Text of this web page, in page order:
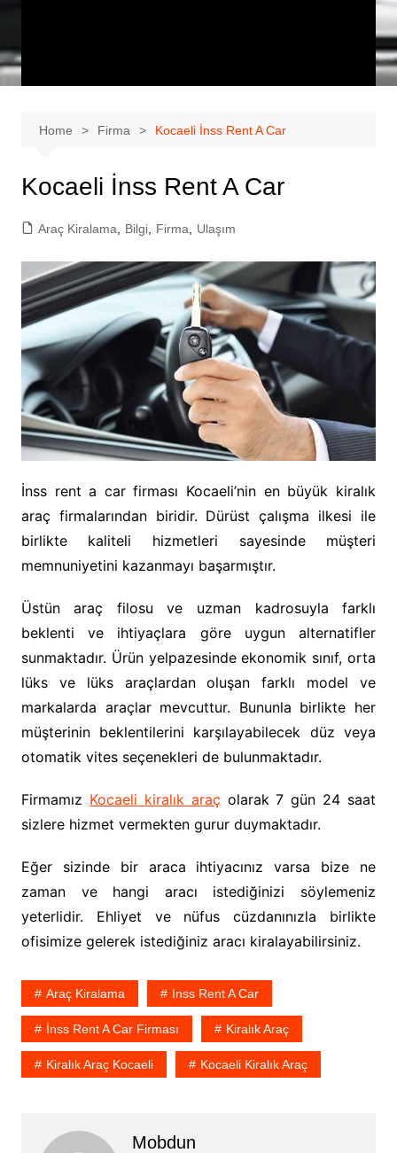
Home Firma Kocaeli İnss Rent A Car
Kocaeli İnss Rent A Car
Araç Kiralama Bilgi, Firma Ulaşım
İnss rent a car firması Kocaeli’nin en büyük kiralık
araç firmalarından biridir. Dürüst çalışma ilkesi ile
birlikte kaliteli hizmetleri sayesinde müşteri
memnuniyetini kazanmayı başarmıştır.
Üstün araç filosu ve uzman kadrosuyla farklı
beklenti ve ihtiyaçlara göre uygun alternatifler
sunmaktadır. Ürün yelpazesinde ekonomik sınıf, orta
lüks ve lüks araçlardan oluşan farklı model ve
markalarda araçlar mevcuttur. Bununla birlikte her
müşterinin beklentilerini karşılayabilecek düz veya
otomatik vites seçenekleri de bulunmaktadır.
Firmamız Kocaeli kiralık araç olarak 7 gün 24 saat
sizlere hizmet vermekten gurur duymaktadır.
Eğer sizinde bir araca ihtiyacınız varsa bize ne
zaman ve hangi aracı istediğinizi söylemeniz
yeterlidir. Ehliyet ve nüfus cüzdanınızla birlikte
ofisimize gelerek istediğiniz aracı kiralayabilirsiniz.
Araç Kiralama Inss Rent A Car
İnss Rent A Car Firması Kiralık Araç
Kiralık Araç Kocaeli Kocaeli Kiralık Araç
Mobdun